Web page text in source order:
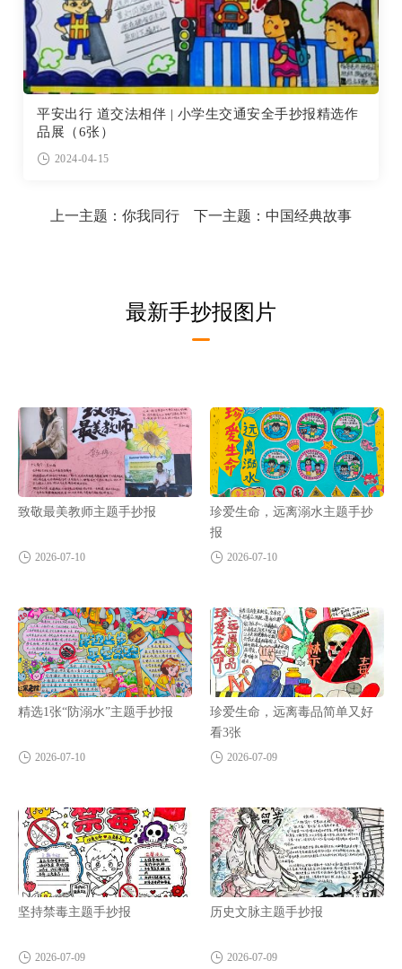
平安出行 道交法相伴 | 小学生交通安全手抄报精选作
品展（6张）
2024-04-15
上一主题： 你我同行 下一主题： 中国经典故事
最新手抄报图片
致敬最美教师主题手抄报
2026-07-10
珍爱生命，远离溺水主题手抄
报
2026-07-10
精选1张“防溺水”主题手抄报
2026-07-10
珍爱生命，远离毒品简单又好
看3张
2026-07-09
坚持禁毒主题手抄报
2026-07-09
历史文脉主题手抄报
2026-07-09